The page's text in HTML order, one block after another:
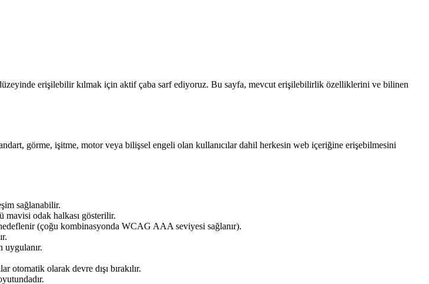
erişilebilir kılmak için aktif çaba sarf ediyoruz. Bu sayfa, mevcut erişilebilirlik özelliklerini ve bilinen
görme, işitme, motor veya bilişsel engeli olan kullanıcılar dahil herkesin web içeriğine erişebilmesini
sağlanabilir.
mavisi odak halkası gösterilir.
(çoğu kombinasyonda WCAG AAA seviyesi sağlanır).
uygulanır.
otomatik olarak devre dışı bırakılır.